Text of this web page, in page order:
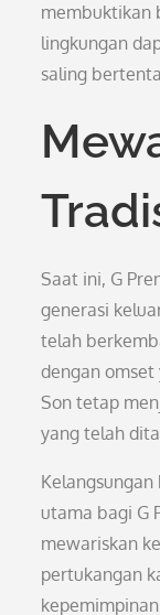
membuktikan
lingkungan
saling
Saat ini, G
generasi
telah
dengan omset
Son tetap
yang telah
utama bagi G
mewariskan
pertukangan